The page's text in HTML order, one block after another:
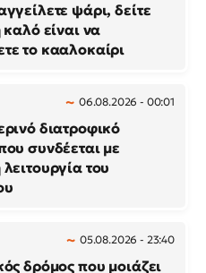
ψάρι, δείτε
καλό είναι να
το κααλοκαίρι
06.08.2026 - 00:01
διατροφικό
συνδέεται με
του
05.08.2026 - 23:40
δρόμος που μοιάζει